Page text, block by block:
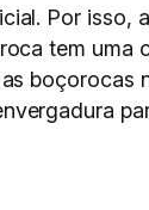
Por isso,
tem uma
boçorocas